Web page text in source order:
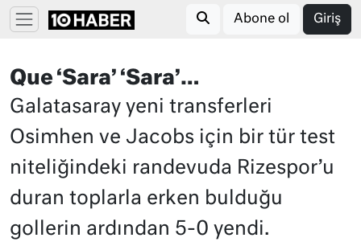
Abone ol Giriş
Que ‘Sara’ ‘Sara’…
Galatasaray yeni transferleri
Osimhen ve Jacobs için bir tür test
niteliğindeki randevuda Rizespor’u
duran toplarla erken bulduğu
gollerin ardından 5-0 yendi.